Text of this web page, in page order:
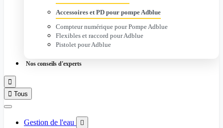
Accessoires et PD pour pompe Adblue
Compteur numérique pour Pompe Adblue
Flexibles et raccord pour Adblue
Pistolet pour Adblue
Nos conseils d'experts

 Tous
Gestion de l'eau 